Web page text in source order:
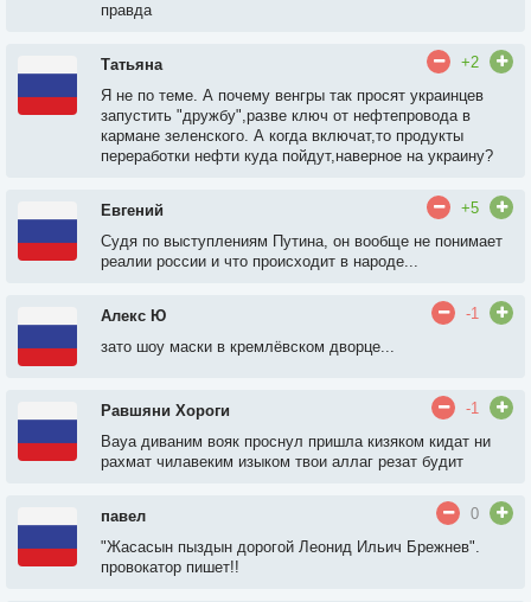
правда
Татьяна
+2
Я не по теме. А почему венгры так просят украинцев
запустить "дружбу",разве ключ от нефтепровода в
кармане зеленского. А когда включат,то продукты
переработки нефти куда пойдут,наверное на украину?
Евгений
+5
Судя по выступлениям Путина, он вообще не понимает
реалии россии и что происходит в народе...
Алекс Ю
-1
зато шоу маски в кремлёвском дворце...
Равшяни Хороги
-1
Вауа диваним вояк проснул пришла кизяком кидат ни
рахмат чилавеким изыком твои аллаг резат будит
павел
0
"Жасасын пыздын дорогой Леонид Ильич Брежнев".
провокатор пишет!!